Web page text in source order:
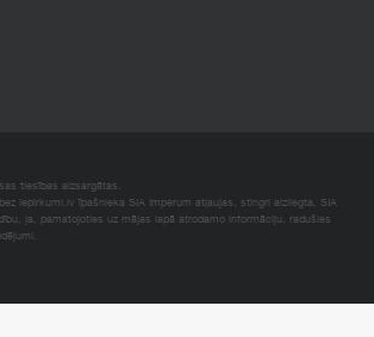
tiesības aizsargātas.
iepirkumi.lv īpašnieka SIA Imperum atļaujas, stingri aizliegta. SIA
ja, pamatojoties uz mājas lapā atrodamo informāciju, radušies